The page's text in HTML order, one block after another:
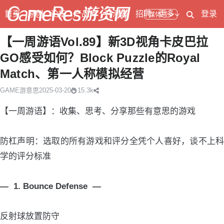
媒体号
首页 原创 论坛 产品库 开测表 招聘 更多 登录
【一周游语Vol.89】新3D视角卡皮巴拉
GO感受如何？Block Puzzle的Royal
Match、第一人称模拟经营
GAME游意思2025-03-20 15.3k
【一周游语】：收集、思考、分享那些有意思的游戏
防杠声明：选取的所有游戏和评分全凭个人喜好，谈不上科
学的评分标准
— 1. Bounce Defense —
反射球放置防守